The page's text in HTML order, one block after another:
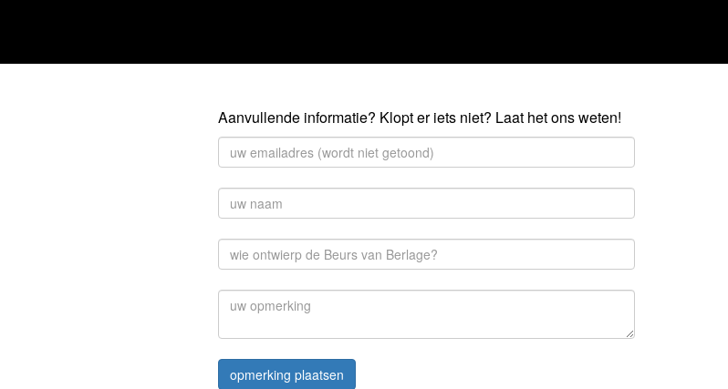
Aanvullende informatie? Klopt er iets niet? Laat het ons weten!
opmerking plaatsen